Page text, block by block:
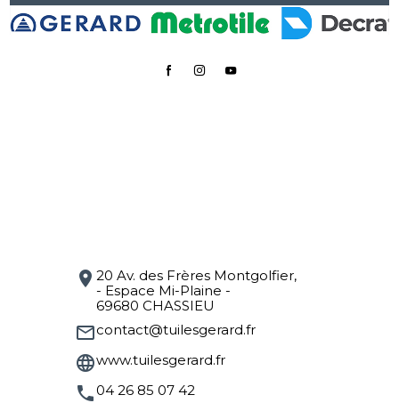
location_on 20 Av. des Frères Montgolfier,
- Espace Mi-Plaine -
69680 CHASSIEU
mail_outlinecontact@tuilesgerard.fr
languagewww.tuilesgerard.fr
phone04 26 85 07 42